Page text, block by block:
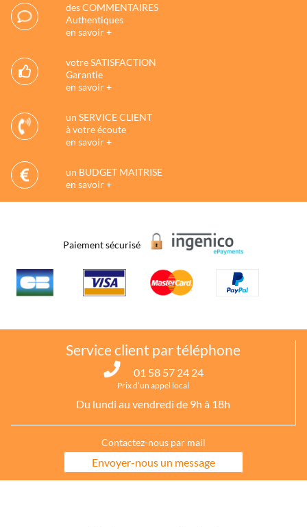
des COMMENTAIRES
Authentiques
en savoir +
votre SATISFACTION
Garantie
en savoir +
un SERVICE CLIENT
à votre écoute
en savoir +
un BUDGET MAITRISE
en savoir +
Paiement sécurisé
Service client par téléphone
01 58 57 24 24
Prix d’un appel local
Du lundi au vendredi de 9h à 18h
Contactez-nous par mail
Envoyer-nous un message